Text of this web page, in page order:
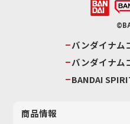
バンダイナム
バンダイナム
BANDAI
商品情報